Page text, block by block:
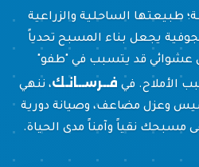
طبيعتها الساحلية والزراعية
يجعل بناء المسبح تحدياً
عشوائي قد يتسبب في "طفو"
الأملاح. في فــرســانـك، ننهي
وعزل مضاعف، وصيانة دورية
مسبحك نقياً وآمناً مدى الحياة.